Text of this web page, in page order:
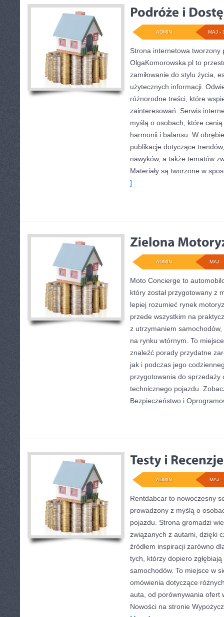
MAJ -
ADMIN
Strona internetowa tworzony
OlgaKomorowska.pl to
zamiłowanie do stylu życia,
użytecznych informacji.
różnorodne treści, które
zainteresowań. Serwis
myślą o osobach, które
harmonii i balansu. W
publikacje dotyczące
nawyków, a także tematów
Materiały są tworzone w
]
MAJ -
ADMIN
Moto Concierge to
który został przygotowany z
lepiej rozumieć rynek
przede wszystkim na
z utrzymaniem
na rynku wtórnym. To
znaleźć porady przydatne
jak i podczas jego
przygotowania do sprzedaży
technicznego pojazdu.
Bezpieczeństwo i
MAJ -
ADMIN
Rentdabcar to nowoczesny
prowadzony z myślą o
pojazdu. Strona gromadzi
związanych z autami, dzięki
źródłem inspiracji zarówno
tych, którzy dopiero
samochodów. To miejsce w
omówienia dotyczące
auta, od porównywania ofert
Nowości na stronie